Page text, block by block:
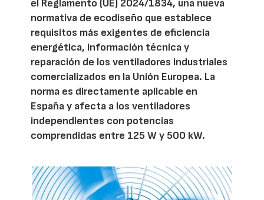
el Reglamento (UE) 2024/1834, una nueva
normativa de ecodiseño que establece
requisitos más exigentes de eficiencia
energética, información técnica y
reparación de los ventiladores industriales
comercializados en la Unión Europea. La
norma es directamente aplicable en
España y afecta a los ventiladores
independientes con potencias
comprendidas entre 125 W y 500 kW.